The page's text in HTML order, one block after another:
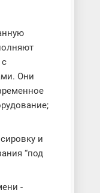
Они
и
“под
-